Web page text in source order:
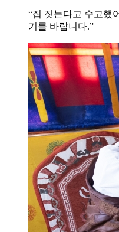
“집 짓는다고 수고했
기를 바랍니다.”